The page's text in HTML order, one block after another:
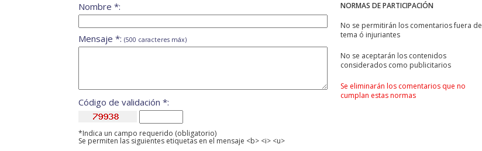
NORMAS DE PARTICIPACIÓN
No se permitirán los comentarios fuera de
tema ó injuriantes
No se aceptarán los contenidos
considerados como publicitarios
Se eliminarán los comentarios que no
cumplan estas normas
Nombre *:
Mensaje *: (500 caracteres máx)
Código de validación *:
*Indica un campo requerido (obligatorio)
Se permiten las siguientes etiquetas en el mensaje <b> <i> <u>